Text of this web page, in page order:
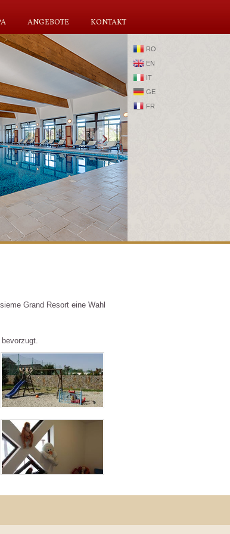
ANGEBOTE KONTAKT
RO
EN
IT
GE
FR
Grand Resort eine Wahl